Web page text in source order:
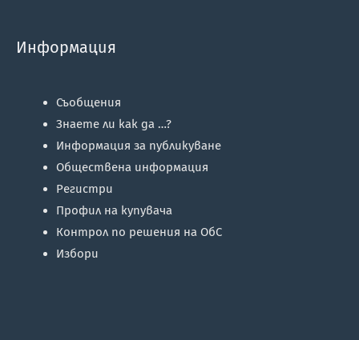
Информация
Съобщения
Знаете ли как да …?
Информация за публикуване
Обществена информация
Регистри
Профил на купувача
Контрол по решения на ОбС
Избори